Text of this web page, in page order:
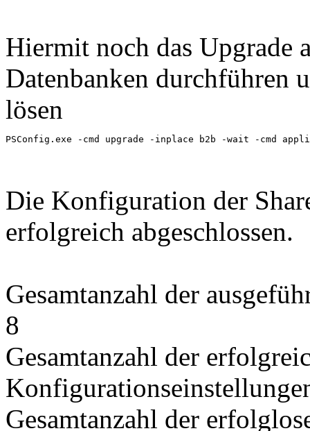
Hiermit noch das Upgrade
Datenbanken durchführen
lösen
PSConfig.exe -cmd upgrade -inplace b2b -wait -cmd
Die Konfiguration der
erfolgreich abgeschlossen.
Gesamtanzahl der
8
Gesamtanzahl der
Gesamtanzahl der